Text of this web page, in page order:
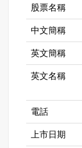
股票名稱
中文簡稱
英文簡稱
英文名稱
電話
上市日期